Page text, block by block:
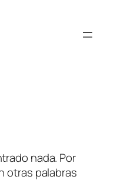
nada. Por
otras palabras